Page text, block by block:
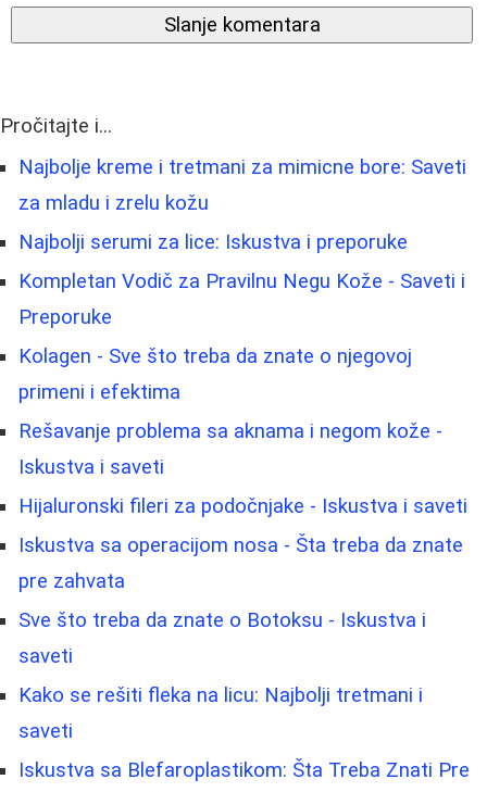
Slanje komentara
Pročitajte i...
Najbolje kreme i tretmani za mimicne bore: Saveti
za mladu i zrelu kožu
Najbolji serumi za lice: Iskustva i preporuke
Kompletan Vodič za Pravilnu Negu Kože - Saveti i
Preporuke
Kolagen - Sve što treba da znate o njegovoj
primeni i efektima
Rešavanje problema sa aknama i negom kože -
Iskustva i saveti
Hijaluronski fileri za podočnjake - Iskustva i saveti
Iskustva sa operacijom nosa - Šta treba da znate
pre zahvata
Sve što treba da znate o Botoksu - Iskustva i
saveti
Kako se rešiti fleka na licu: Najbolji tretmani i
saveti
Iskustva sa Blefaroplastikom: Šta Treba Znati Pre